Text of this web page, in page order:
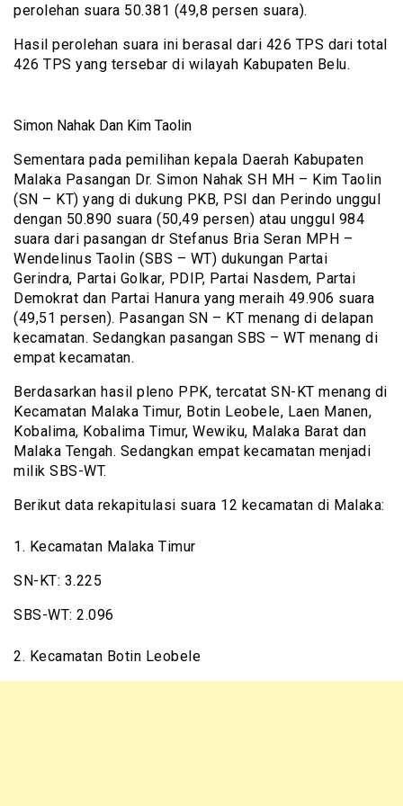
perolehan suara 50.381 (49,8 persen suara).
Hasil perolehan suara ini berasal dari 426 TPS dari total
426 TPS yang tersebar di wilayah Kabupaten Belu.
Simon Nahak Dan Kim Taolin
Sementara pada pemilihan kepala Daerah Kabupaten
Malaka Pasangan Dr. Simon Nahak SH MH – Kim Taolin
(SN – KT) yang di dukung PKB, PSI dan Perindo unggul
dengan 50.890 suara (50,49 persen) atau unggul 984
suara dari pasangan dr Stefanus Bria Seran MPH –
Wendelinus Taolin (SBS – WT) dukungan Partai
Gerindra, Partai Golkar, PDIP, Partai Nasdem, Partai
Demokrat dan Partai Hanura yang meraih 49.906 suara
(49,51 persen). Pasangan SN – KT menang di delapan
kecamatan. Sedangkan pasangan SBS – WT menang di
empat kecamatan.
Berdasarkan hasil pleno PPK, tercatat SN-KT menang di
Kecamatan Malaka Timur, Botin Leobele, Laen Manen,
Kobalima, Kobalima Timur, Wewiku, Malaka Barat dan
Malaka Tengah. Sedangkan empat kecamatan menjadi
milik SBS-WT.
Berikut data rekapitulasi suara 12 kecamatan di Malaka:
1. Kecamatan Malaka Timur
SN-KT: 3.225
SBS-WT: 2.096
2. Kecamatan Botin Leobele